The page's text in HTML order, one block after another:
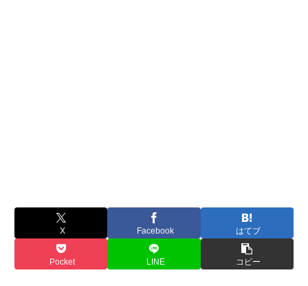
X Facebook はてブ
Pocket LINE コピー